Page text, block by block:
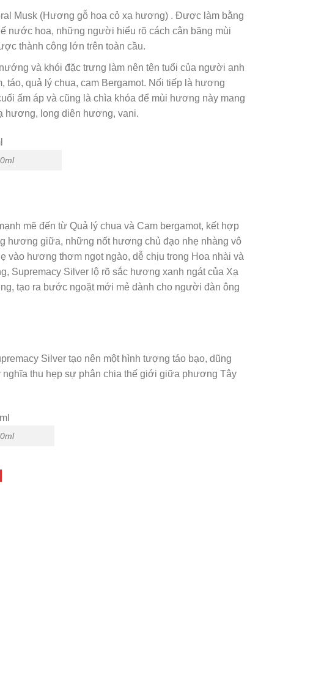
Musk (Hương gỗ hoa cỏ xạ hương) . Được làm bằng
nước hoa, những người hiểu rõ cách cân băng mùi
thành công lớn trên toàn cầu.
và khói đặc trưng làm nên tên tuổi của người anh
quả lý chua, cam Bergamot. Nối tiếp là hương
ấm áp và cũng là chìa khóa để mùi hương này mang
hương, long diên hương, vani.
mẽ đến từ Quả lý chua và Cam bergamot, kết hợp
hương giữa, những nốt hương chủ đạo nhẹ nhàng vô
vào hương thơm ngọt ngào, dễ chịu trong Hoa nhài và
Supremacy Silver lộ rõ sắc hương xanh ngát của Xạ
tạo ra bước ngoặt mới mẻ dành cho người đàn ông
Silver tạo nên một hình tượng táo bạo, dũng
thu hẹp sự phân chia thế giới giữa phương Tây